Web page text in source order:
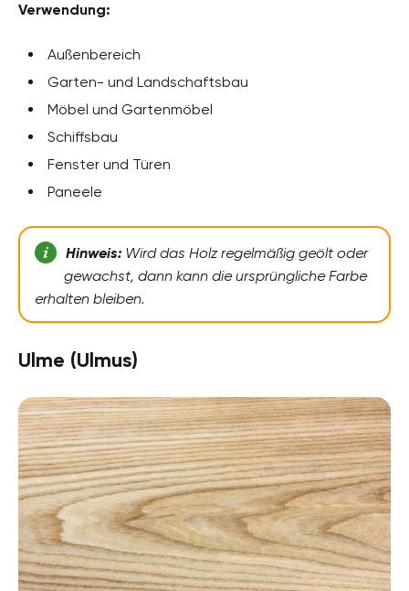
Verwendung:
Außenbereich
Garten- und Landschaftsbau
Möbel und Gartenmöbel
Schiffsbau
Fenster und Türen
Paneele
Hinweis:Wird das Holz regelmäßig geölt oder
gewachst, dann kann die ursprüngliche Farbe
erhalten bleiben.
Ulme (Ulmus)